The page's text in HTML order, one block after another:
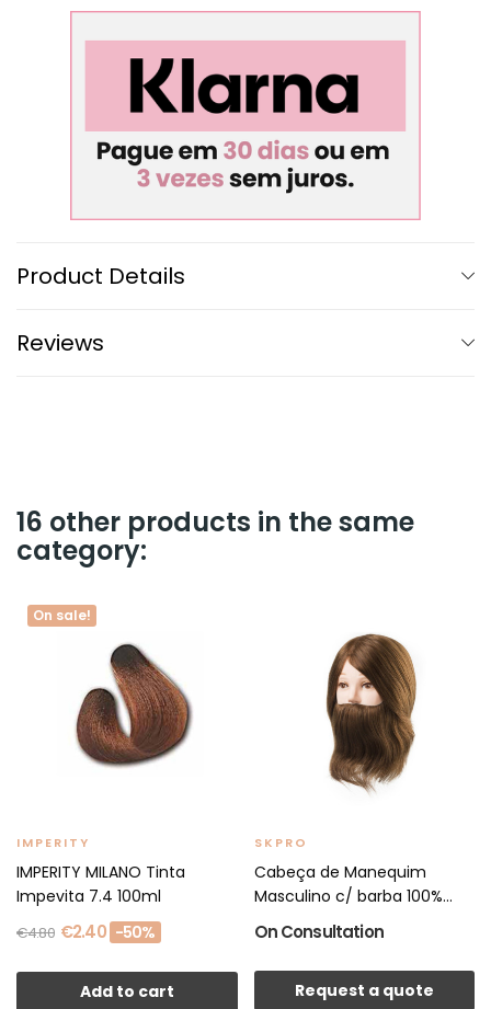
Product Details
Reviews
16 other products in the same
category:
On sale!
IMPERITY
IMPERITY MILANO Tinta
Impevita 7.4 100ml
€4.80 €2.40 -50%
Add to cart
SKPRO
Cabeça de Manequim
Masculino c/ barba 100%...
On Consultation
Request a quote